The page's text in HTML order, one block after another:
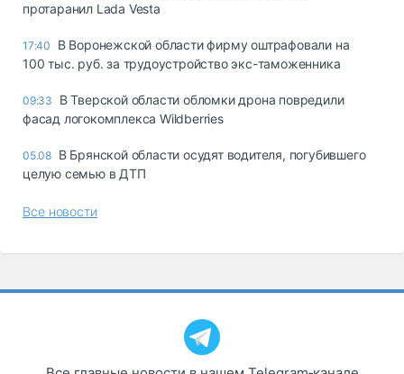
протаранил Lada Vesta
17:40
В Воронежской области фирму оштрафовали на
100 тыс. руб. за трудоустройство экс-таможенника
09:33
В Тверской области обломки дрона повредили
фасад логокомплекса Wildberries
05.08 В Брянской области осудят водителя, погубившего
целую семью в ДТП
Все новости